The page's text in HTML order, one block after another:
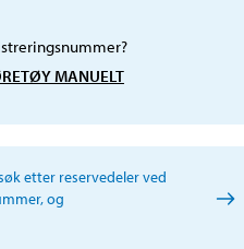
MANUELT
etter reservedeler ved
og